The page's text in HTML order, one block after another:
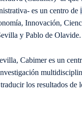
es un centro de
Innovación,
y Pablo de Olavide.
Cabimer es un
los resultados de